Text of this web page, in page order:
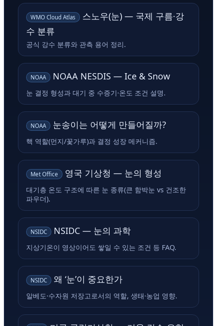
WMO Cloud Atlas
스노우(눈) — 국제 구름·강
수 분류
공식 강수 분류와 관측 용어 정리.
NOAA NOAA NESDIS — Ice & Snow
눈 결정 형성과 대기 중 수증기·온도 조건 설명.
NOAA 눈송이는 어떻게 만들어질까?
핵 역할(먼지/꽃가루)과 결정 성장 메커니즘.
Met Office 영국 기상청 — 눈의 형성
대기층 온도 구조에 따른 눈 종류(큰 함박눈 vs 건조한
파우더).
NSIDC NSIDC — 눈의 과학
지상기온이 영상이어도 쌓일 수 있는 조건 등 FAQ.
NSIDC 왜 ‘눈’이 중요한가
알베도·수자원 저장고로서의 역할, 생태·농업 영향.